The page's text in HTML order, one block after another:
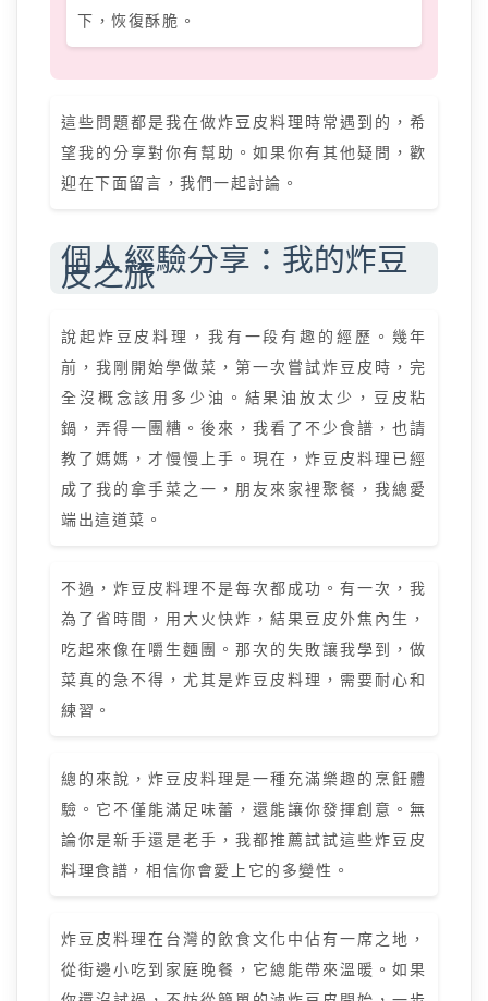
下，恢復酥脆。
這些問題都是我在做炸豆皮料理時常遇到的，希
望我的分享對你有幫助。如果你有其他疑問，歡
迎在下面留言，我們一起討論。
個人經驗分享：我的炸豆
皮之旅
說起炸豆皮料理，我有一段有趣的經歷。幾年
前，我剛開始學做菜，第一次嘗試炸豆皮時，完
全沒概念該用多少油。結果油放太少，豆皮粘
鍋，弄得一團糟。後來，我看了不少食譜，也請
教了媽媽，才慢慢上手。現在，炸豆皮料理已經
成了我的拿手菜之一，朋友來家裡聚餐，我總愛
端出這道菜。
不過，炸豆皮料理不是每次都成功。有一次，我
為了省時間，用大火快炸，結果豆皮外焦內生，
吃起來像在嚼生麵團。那次的失敗讓我學到，做
菜真的急不得，尤其是炸豆皮料理，需要耐心和
練習。
總的來說，炸豆皮料理是一種充滿樂趣的烹飪體
驗。它不僅能滿足味蕾，還能讓你發揮創意。無
論你是新手還是老手，我都推薦試試這些炸豆皮
料理食譜，相信你會愛上它的多變性。
炸豆皮料理在台灣的飲食文化中佔有一席之地，
從街邊小吃到家庭晚餐，它總能帶來溫暖。如果